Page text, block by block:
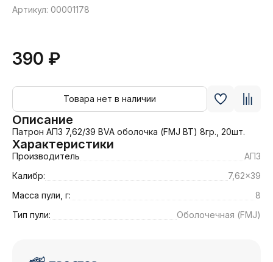
Артикул: 00001178
390 ₽
Товара нет в наличии
Описание
Патрон АПЗ 7,62/39 BVA оболочка (FMJ BT) 8гр., 20шт.
Характеристики
Производитель
АПЗ
Калибр:
7,62x39
Масса пули, г:
8
Тип пули:
Оболочечная (FMJ)